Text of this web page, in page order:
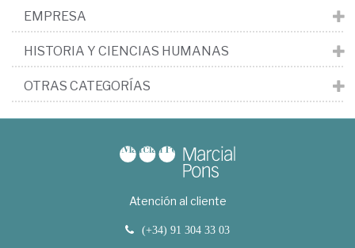
EMPRESA
HISTORIA Y CIENCIAS HUMANAS
OTRAS CATEGORÍAS
Atención al cliente
(+34) 91 304 33 03